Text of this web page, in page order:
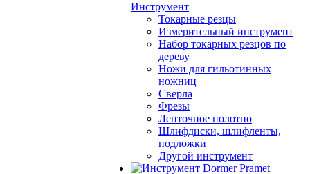
Инструмент
Токарные резцы
Измерительный инструмент
Набор токарных резцов по
дереву
Ножи для гильотинных
ножниц
Сверла
Фрезы
Ленточное полотно
Шлифдиски, шлифленты,
подложки
Другой инструмент